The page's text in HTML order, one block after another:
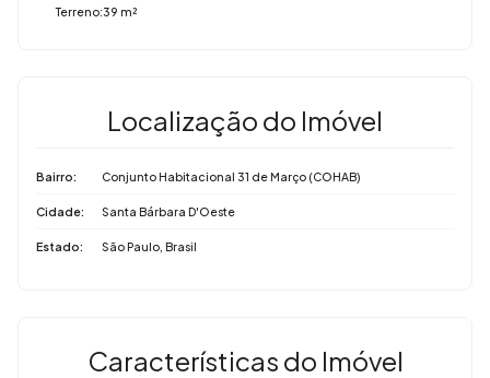
Terreno:39 m²
Localização do Imóvel
Bairro: Conjunto Habitacional 31 de Março (COHAB)
Cidade: Santa Bárbara D'Oeste
Estado: São Paulo, Brasil
Características do Imóvel